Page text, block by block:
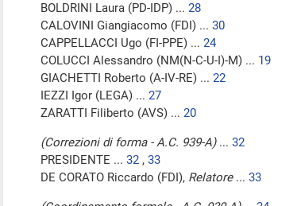
BOLDRINI Laura (PD-IDP) ... 28
CALOVINI Giangiacomo (FDI) ... 30
CAPPELLACCI Ugo (FI-PPE) ... 24
COLUCCI Alessandro (NM(N-C-U-I)-M) ... 19
GIACHETTI Roberto (A-IV-RE) ... 22
IEZZI Igor (LEGA) ... 27
ZARATTI Filiberto (AVS) ... 20
(Correzioni di forma - A.C. 939-A)... 32
PRESIDENTE ... 32 , 33
DE CORATO Riccardo (FDI), Relatore... 33